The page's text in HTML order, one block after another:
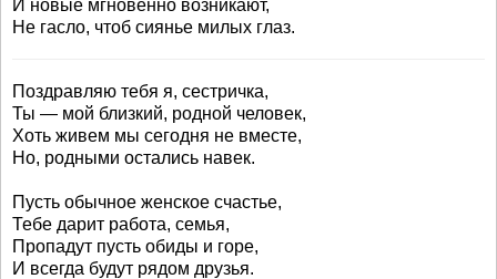
И новые мгновенно возникают,
Не гасло, чтоб сиянье милых глаз.
Поздравляю тебя я, сестричка,
Ты — мой близкий, родной человек,
Хоть живем мы сегодня не вместе,
Но, родными остались навек.
Пусть обычное женское счастье,
Тебе дарит работа, семья,
Пропадут пусть обиды и горе,
И всегда будут рядом друзья.